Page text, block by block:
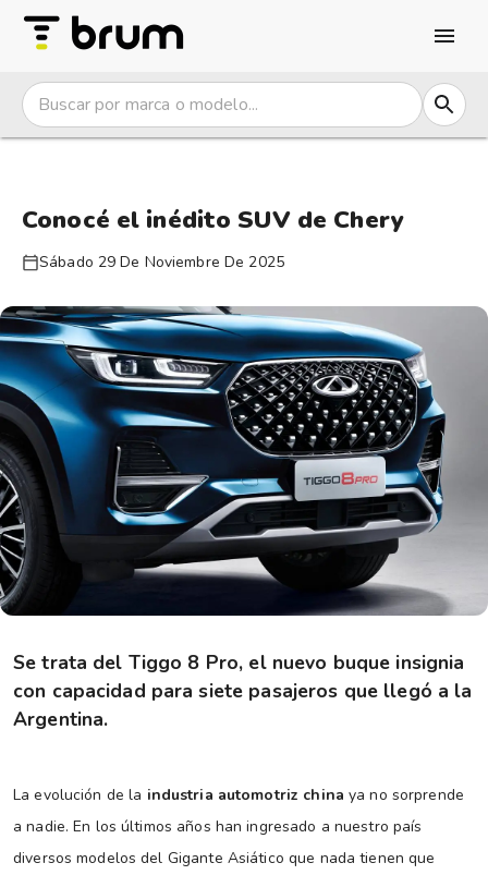
Conocé el inédito SUV de Chery
Sábado 29 De Noviembre De 2025
Se trata del Tiggo 8 Pro, el nuevo buque insignia
con capacidad para siete pasajeros que llegó a la
Argentina.
La evolución de la industria automotriz china ya no sorprende
a nadie. En los últimos años han ingresado a nuestro país
diversos modelos del Gigante Asiático que nada tienen que